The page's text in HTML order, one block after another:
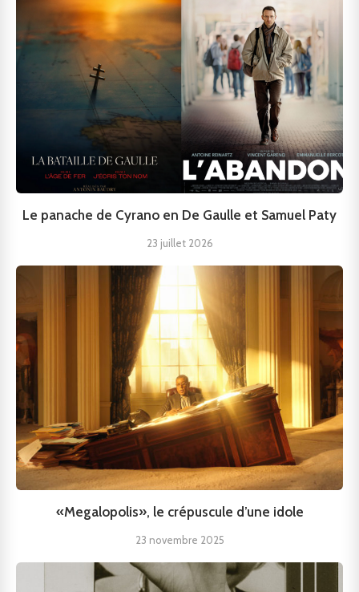
Le panache de Cyrano en De Gaulle et Samuel Paty
23 juillet 2026
«Megalopolis», le crépuscule d’une idole
23 novembre 2025